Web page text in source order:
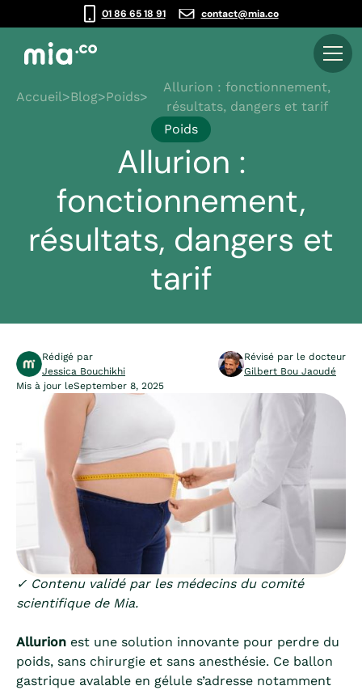
01 86 65 18 91 contact@mia.co
Accueil>Blog>Poids>
Allurion : fonctionnement,
résultats, dangers et tarif
Poids
Allurion :
fonctionnement,
résultats, dangers et
tarif
Rédigé par
Jessica Bouchikhi
Révisé par le docteur
Gilbert Bou Jaoudé
Mis à jour leSeptember 8, 2025
✓ Contenu validé par les médecins du comité
scientifique de Mia.
Allurion est une solution innovante pour perdre du
poids, sans chirurgie et sans anesthésie. Ce ballon
gastrique avalable en gélule s’adresse notamment